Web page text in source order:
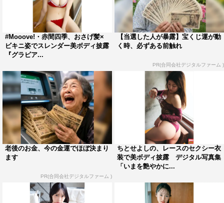
#Mooove!・赤間四季、おさげ髪×
ビキニ姿でスレンダー美ボディ披露
『グラビア...
【当選した人が暴露】宝くじ運が動
く時、必ずある前触れ
PR(合同会社デジタルファーム )
老後のお金、今の金運でほぼ決まり
ます
PR(合同会社デジタルファーム )
ちとせよしの、レースのセクシー衣
装で美ボディ披露 デジタル写真集
「いまを艶やかに...